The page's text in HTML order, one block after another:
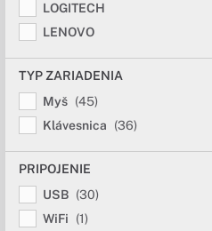
LOGITECH
LENOVO
TYP ZARIADENIA
Myš (45)
Klávesnica
(36)
PRIPOJENIE
USB (30)
WiFi
(1)